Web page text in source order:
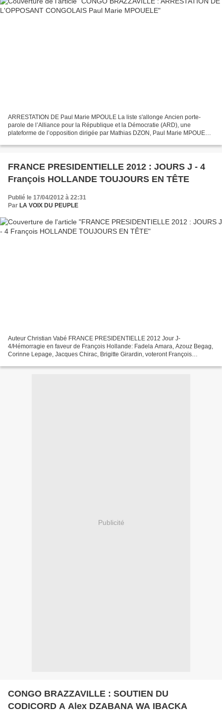
ARRESTATION DE Paul Marie MPOULE La liste s'allonge Ancien porte-
parole de l’Alliance pour la République et la Démocratie (ARD), une
plateforme de l’opposition dirigée par Mathias DZON, Paul Marie MPOUELE
FRANCE PRESIDENTIELLE 2012 : JOURS J - 4
François HOLLANDE TOUJOURS EN TÊTE
Publié le 17/04/2012 à 22:31
Par LA VOIX DU PEUPLE
Auteur Christian Vabé FRANCE PRESIDENTIELLE 2012 Jour J-
4/Hémorragie en faveur de François Hollande: Fadela Amara, Azouz Begag,
Corinne Lepage, Jacques Chirac, Brigitte Girardin, voteront François
Publicité
CONGO BRAZZAVILLE : SOUTIEN DU
CODICORD A Alex DZABANA WA IBACKA